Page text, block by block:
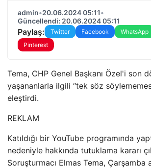
admin•20.06.2024 05:11•
Güncellendi: 20.06.2024 05:11
Paylaş: Twitter Facebook WhatsApp
Pinterest
Tema, CHP Genel Başkanı Özel'i son
yaşananlarla ilgili “tek söz
eleştirdi.
REKLAM
Katıldığı bir YouTube programında
nedeniyle hakkında tutuklama kararı
Soruşturmacı Elmas Tema, Çarşamba